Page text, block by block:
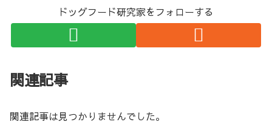
ドッグフード研究家をフォローする
関連記事
関連記事は見つかりませんでした。